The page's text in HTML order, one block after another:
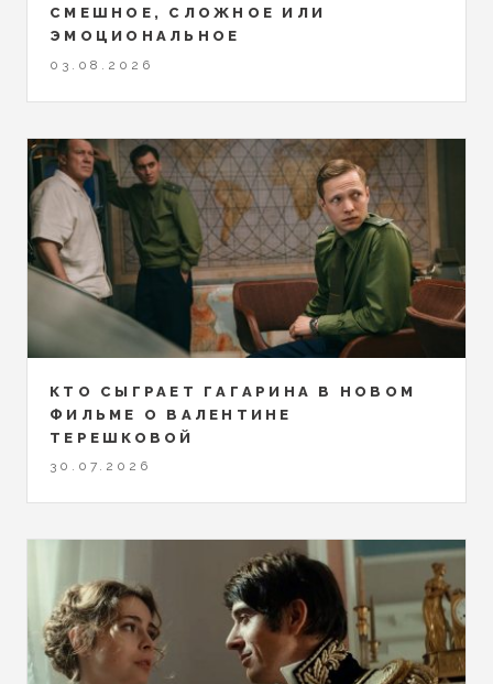
СМЕШНОЕ, СЛОЖНОЕ ИЛИ
ЭМОЦИОНАЛЬНОЕ
03.08.2026
КТО СЫГРАЕТ ГАГАРИНА В НОВОМ
ФИЛЬМЕ О ВАЛЕНТИНЕ
ТЕРЕШКОВОЙ
30.07.2026